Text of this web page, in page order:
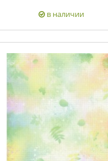
в наличии